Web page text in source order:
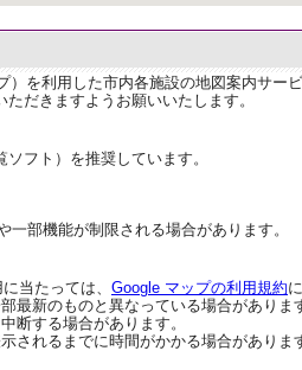
を利用した市内各施設の地図案内サー
だきますようお願いいたします。
フト）を推奨しています。
部機能が制限される場合があります。
当たっては、 Google マップの利用規約
最新のものと異なっている場合がありま
断する場合があります。
されるまでに時間がかかる場合がありま